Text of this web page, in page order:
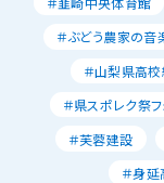
＃ぶどう農家の音
＃山梨県高
＃県スポレク祭
＃芙蓉建設
＃身延